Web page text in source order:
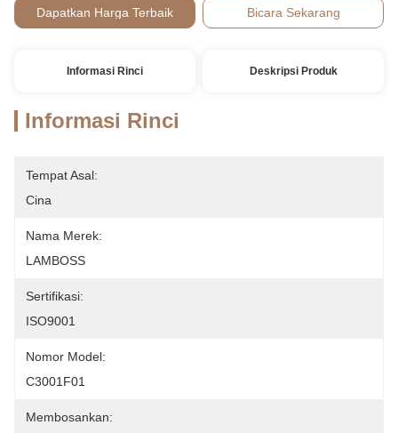
Dapatkan Harga Terbaik Bicara Sekarang
Informasi Rinci Deskripsi Produk
Informasi Rinci
Tempat Asal:
Cina
Nama Merek:
LAMBOSS
Sertifikasi:
ISO9001
Nomor Model:
C3001F01
Membosankan: